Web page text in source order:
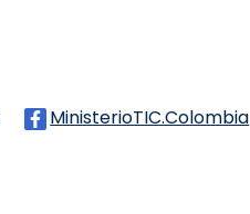
Logo Twitter
MinisterioTIC.Colombia